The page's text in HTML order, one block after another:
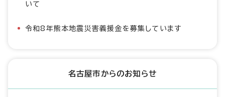
いて
令和8年熊本地震災害義援金を募集しています
名古屋市からのお知らせ